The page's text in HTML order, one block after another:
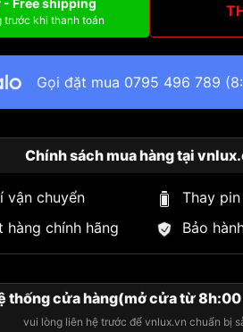
trước khi thanh toán
Gọi đặt mua 0795 496 789
Chính sách mua hàng tại
vận chuyển
Thay
hàng chính hãng
Bảo
thống cửa hàng(mở cửa từ
vui lòng liên hệ trước để vnlux.vn chuẩn bị